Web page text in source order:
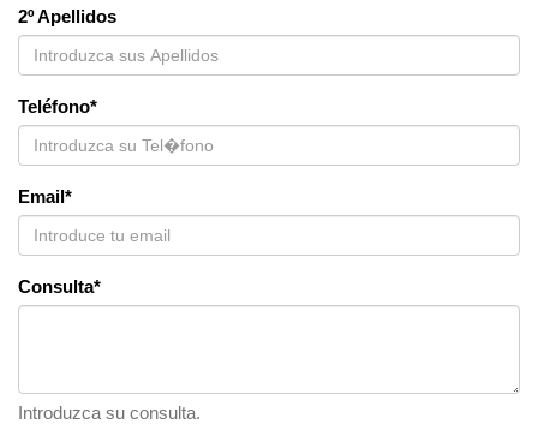
2º Apellidos
Teléfono*
Email*
Consulta*
Introduzca su consulta.